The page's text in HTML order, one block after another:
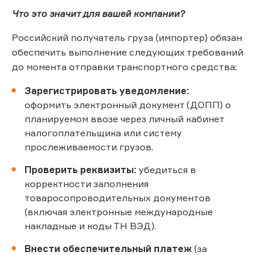
Что это значит для вашей компании?
Российский получатель груза (импортер) обязан
обеспечить выполнение следующих требований
до момента отправки транспортного средства:
Зарегистрировать уведомление:
оформить электронный документ (ДОПП) о
планируемом ввозе через личный кабинет
налогоплательщика или систему
прослеживаемости грузов.
Проверить реквизиты: убедиться в
корректности заполнения
товаросопроводительных документов
(включая электронные международные
накладные и коды ТН ВЭД).
Внести обеспечительный платеж (за